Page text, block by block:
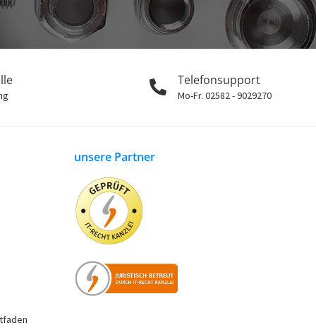
Telefonsupport
Mo-Fr. 02582 - 9029270
unsere Partner